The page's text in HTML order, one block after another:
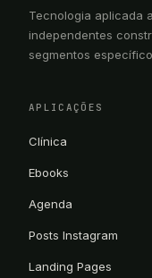
Tecnologia aplicada
independentes
segmentos
APLICAÇÕES
Clínica
Ebooks
Agenda
Posts Instagram
Landing Pages